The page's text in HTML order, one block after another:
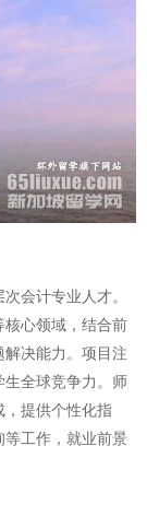
会计专业人才。
核心领域，结合前
决能力。项目注
生全球竞争力。师
，提供个性化指
等工作，就业前景